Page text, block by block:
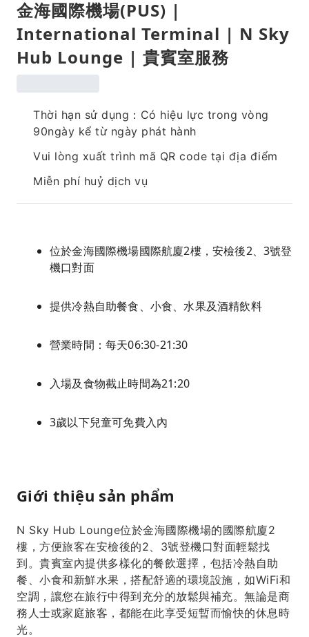
金海國際機場(PUS) |
International Terminal | N Sky
Hub Lounge | 貴賓室服務
Thời hạn sử dụng：Có hiệu lực trong vòng
90ngày kể từ ngày phát hành
Vui lòng xuất trình mã QR code tại địa điểm
Miễn phí huỷ dịch vụ
位於金海國際機場國際航廈2樓，安檢後2、3號登
機口對面
提供冷熱自助餐食、小食、水果及酒精飲料
營業時間：每天06:30-21:30
入場及食物截止時間為21:20
3歲以下兒童可免費入內
Giới thiệu sản phẩm
N Sky Hub Lounge位於金海國際機場的國際航廈2
樓，方便旅客在安檢後的2、3號登機口對面輕鬆找
到。貴賓室內提供多樣化的餐飲選擇，包括冷熱自助
餐、小食和新鮮水果，搭配舒適的環境設施，如WiFi和
空調，讓您在旅行中得到充分的放鬆與補充。無論是商
務人士或家庭旅客，都能在此享受短暫而愉快的休息時
光。